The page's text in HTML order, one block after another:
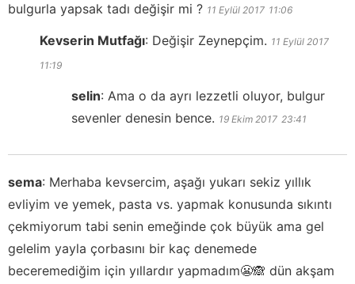
bulgurla yapsak tadı değişir mi ? 11 Eylül 2017 11:06
Kevserin Mutfağı: Değişir Zeynepçim. 11 Eylül 2017
11:19
selin: Ama o da ayrı lezzetli oluyor, bulgur
sevenler denesin bence. 19 Ekim 2017 23:41
sema: Merhaba kevsercim, aşağı yukarı sekiz yıllık
evliyim ve yemek, pasta vs. yapmak konusunda sıkıntı
çekmiyorum tabi senin emeğinde çok büyük ama gel
gelelim yayla çorbasını bir kaç denemede
beceremediğim için yıllardır yapmadım😬🙈 dün akşam